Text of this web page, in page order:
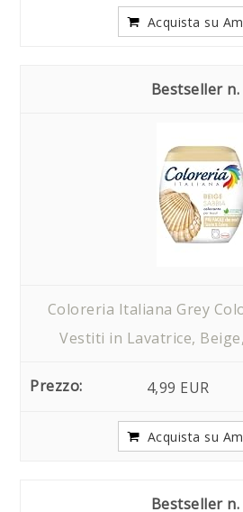
Acquista su
Coloreria Italiana Grey
Vestiti in Lavatrice,
4,99 EUR
Acquista su